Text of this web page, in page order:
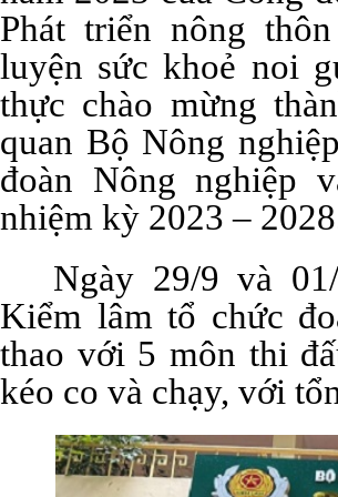
Phát triển nông
luyện sức khoẻ noi
thực chào mừng
quan Bộ Nông
đoàn Nông nghiệp
nhiệm kỳ 2023 –
Ngày 29/9 và
Kiểm lâm tổ chức
thao với 5 môn thi
kéo co và chạy, với